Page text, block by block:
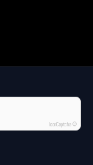
IconCaptcha ©